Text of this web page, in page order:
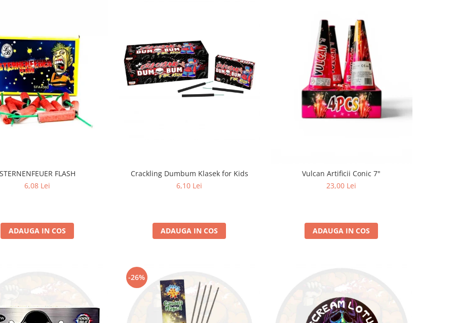
FLASH
6,08 Lei
ADAUGA IN COS
Crackling Dumbum Klasek for Kids
6,10 Lei
ADAUGA IN COS
Vulcan Artificii Conic 7"
23,00 Lei
ADAUGA IN COS
-26%